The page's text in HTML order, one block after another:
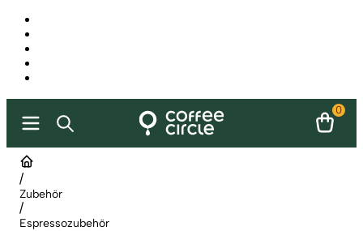
0
/
Zubehör
/
Espressozubehör